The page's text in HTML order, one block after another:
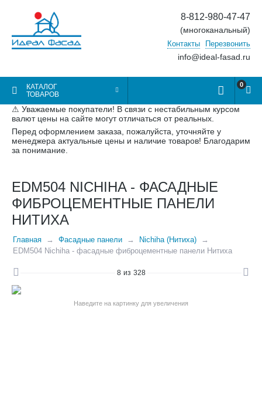
8-812-980-47-47
(многоканальный)
Контакты Перезвонить
info@ideal-fasad.ru
КАТАЛОГ
ТОВАРОВ
0
⚠ Уважаемые покупатели! В связи с нестабильным курсом
валют цены на сайте могут отличаться от реальных.
Перед оформлением заказа, пожалуйста, уточняйте у
менеджера актуальные цены и наличие товаров! Благодарим
за понимание.
EDM504 NICHIHA - ФАСАДНЫЕ
ФИБРОЦЕМЕНТНЫЕ ПАНЕЛИ
НИТИХА
Главная Фасадные панели
Nichiha (Нитиха)
EDM504 Nichiha - фасадные фиброцементные панели Нитиха
8 из 328
Наведите на картинку для увеличения